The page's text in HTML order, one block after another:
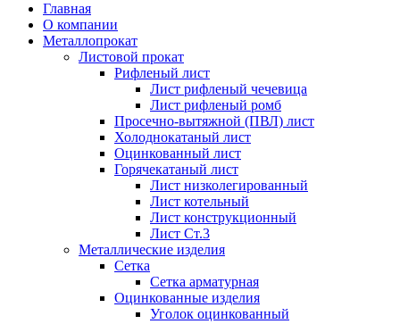
Главная
О компании
Металлопрокат
Листовой прокат
Рифленый лист
Лист рифленый чечевица
Лист рифленый ромб
Просечно-вытяжной (ПВЛ) лист
Холоднокатаный лист
Оцинкованный лист
Горячекатаный лист
Лист низколегированный
Лист котельный
Лист конструкционный
Лист Ст.3
Металлические изделия
Сетка
Сетка арматурная
Оцинкованные изделия
Уголок оцинкованный